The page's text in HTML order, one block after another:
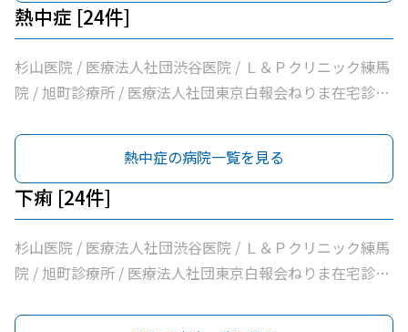
協会練馬光が丘病院 / 医療法人社団健寿の樹きくかわクリ
ニック東館分院内科・老年内科 / 医療法人社団金谷クリニ
ック / 医療法人社団翔真会浜野小児科内科クリニック / 練
馬光が丘内科内視鏡クリニック / 医療法人社団輝恭会いし
クリニック / 医療法人社団ＭＡＥ小林内科クリニック / 医
療法人社団裕仁会鈴木耳鼻咽喉科 / 医療法人社団蒼生会高
松医院 / 医療法人社団優腎会優人光が丘クリニック / 光が
丘南佐藤医院 / ささき内科クリニック / 医療法人社団清栄
会加藤医院 / 髙鳥医院 / 医療法人社団誠信会わかばクリニ
ック
熱中症 [24件]
杉山医院 / 医療法人社団渋谷医院 / Ｌ＆Ｐクリニック練馬
院 / 旭町診療所 / 医療法人社団東京白報会ねりま在宅診療
科・老年内科 / 医療法人社団啓妙会桑名医院 / 医療法人社
団慈誠会慈誠会・光が丘病院 / 公益社団法人地域医療振興
協会練馬光が丘病院 / 医療法人社団健寿の樹きくかわクリ
ニック東館分院内科・老年内科 / 医療法人社団金谷クリニ
ック / 医療法人社団翔真会浜野小児科内科クリニック / 練
馬光が丘内科内視鏡クリニック / 医療法人社団輝恭会いし
クリニック / 医療法人社団ＭＡＥ小林内科クリニック / 医
熱中症の病院一覧を見る
下痢 [24件]
杉山医院 / 医療法人社団渋谷医院 / Ｌ＆Ｐクリニック練馬
院 / 旭町診療所 / 医療法人社団東京白報会ねりま在宅診療
科・老年内科 / 医療法人社団啓妙会桑名医院 / 医療法人社